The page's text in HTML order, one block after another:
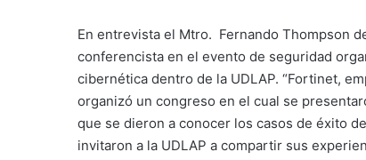
En entrevista el Mtro. Fernando Thompson
conferencista en el evento de seguridad
cibernética dentro de la UDLAP. “Fortinet,
organizó un congreso en el cual se
que se dieron a conocer los casos de éxito
invitaron a la UDLAP a compartir sus